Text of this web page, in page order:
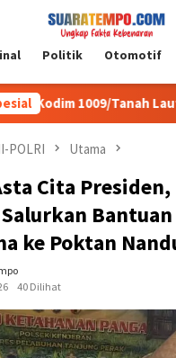
Politik Otomotif
1009/Tanah Laut Tetap
POLRI Utama
Cita
ke Poktan
40 Dilihat